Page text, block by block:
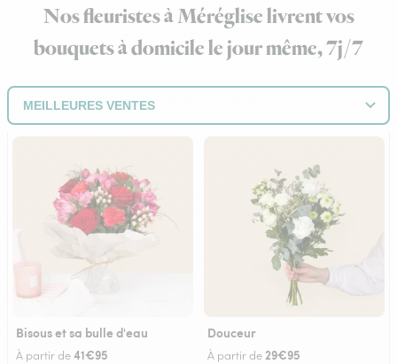
Nos fleuristes à Méréglise livrent vos
bouquets à domicile le jour même, 7j/7
Bisous et sa bulle d'eau
À partir de41€95
Douceur
À partir de29€95